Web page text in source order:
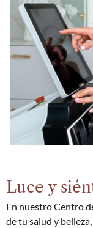
Luce y
En nuestro Centro
de tu salud y